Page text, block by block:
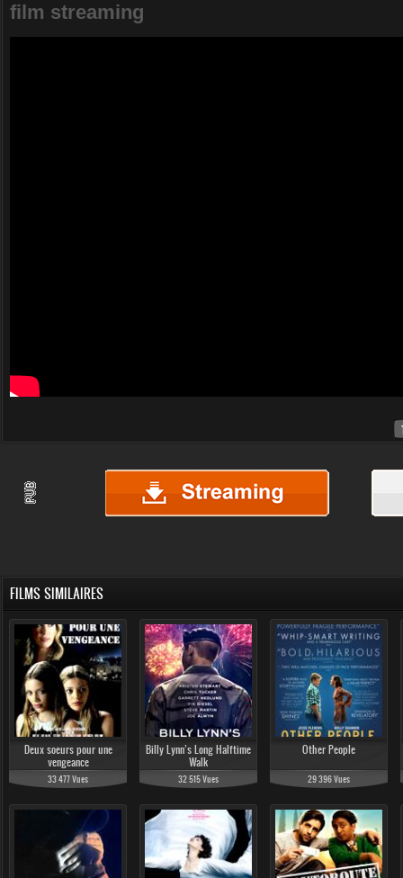
film streaming
FILMS SIMILAIRES
Deux soeurs pour une
vengeance
33 477 Vues
Billy Lynn’s Long Halftime
Walk
32 515 Vues
Other People
29 396 Vues